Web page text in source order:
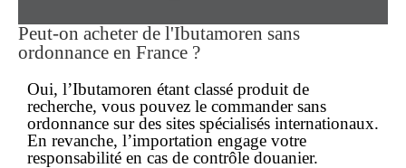
Peut-on acheter de l'Ibutamoren sans
ordonnance en France ?
Oui, l’Ibutamoren étant classé produit de
recherche, vous pouvez le commandersans
ordonnance sur des sites spécialisés internationaux.
En revanche, l’importation engage votre
responsabilité en cas de contrôle douanier.